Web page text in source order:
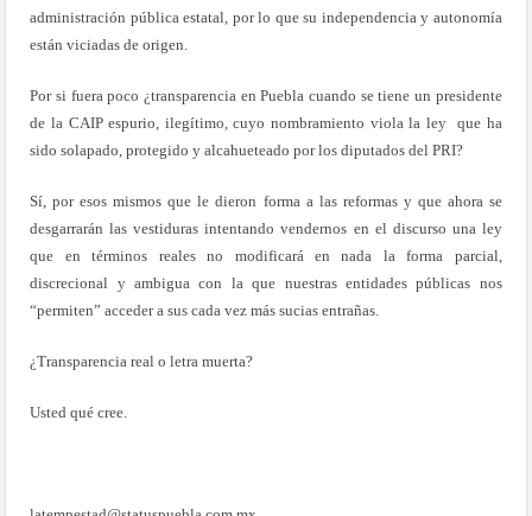
administración pública estatal, por lo que su independencia y autonomía
están viciadas de origen.
Por si fuera poco ¿transparencia en Puebla cuando se tiene un presidente
de la CAIP espurio, ilegítimo, cuyo nombramiento viola la ley que ha
sido solapado, protegido y alcahueteado por los diputados del PRI?
Sí, por esos mismos que le dieron forma a las reformas y que ahora se
desgarrarán las vestiduras intentando vendernos en el discurso una ley
que en términos reales no modificará en nada la forma parcial,
discrecional y ambigua con la que nuestras entidades públicas nos
“permiten” acceder a sus cada vez más sucias entrañas.
¿Transparencia real o letra muerta?
Usted qué cree.